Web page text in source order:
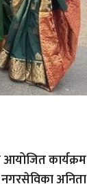
कार्यक्रम
नगरसेविका अनिता